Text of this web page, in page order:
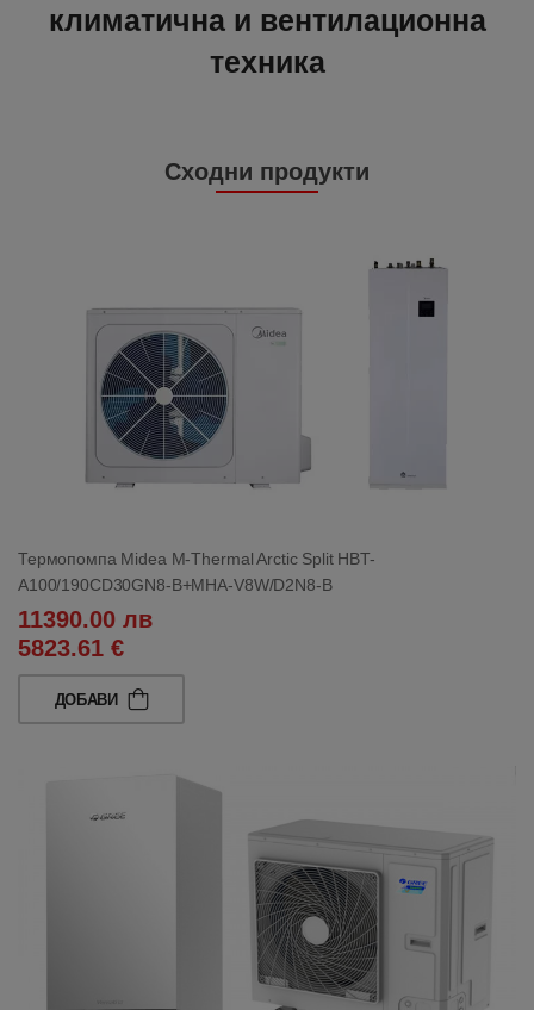
климатична и вентилационна
техника
Сходни продукти
Термопомпа Midea M-Thermal Arctic Split HBT-
A100/190CD30GN8-B+MHA-V8W/D2N8-B
11390.00 лв
5823.61 €
ДОБАВИ